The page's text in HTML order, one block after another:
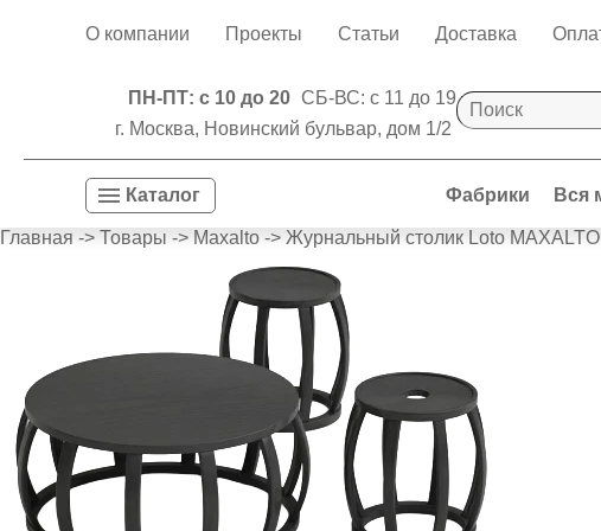
О компании Проекты Статьи Доставка
ПН-ПТ: с 10 до 20 СБ-ВС: с 11 до 19
г. Москва, Новинский бульвар, дом 1/2
Фабрики Вся
Каталог
Главная -> Товары -> Maxalto -> Журнальный столик Loto MAXALTO